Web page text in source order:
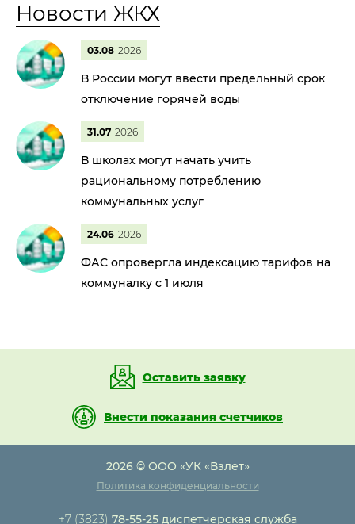
Новости ЖКХ
03.08 2026
В России могут ввести предельный срок
отключение горячей воды
31.07 2026
В школах могут начать учить
рациональному потреблению
коммунальных услуг
24.06 2026
ФАС опровергла индексацию тарифов на
коммуналку с 1 июля
Оставить заявку
Внести показания счетчиков
2026 © ООО «УК «Взлет»
Политика конфиденциальности
+7 (3823) 78-55-25 диспетчерская служба